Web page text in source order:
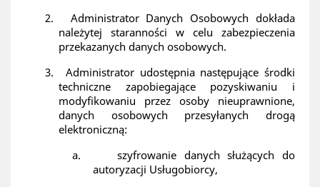
2.
Administrator Danych Osobowych dokłada
należytej staranności w celu zabezpieczenia
przekazanych danych osobowych.
3.
Administrator udostępnia następujące środki
techniczne zapobiegające pozyskiwaniu i
modyfikowaniu przez osoby nieuprawnione,
danych osobowych przesyłanych drogą
elektroniczną:
a.
szyfrowanie danych służących do
autoryzacji Usługobiorcy,